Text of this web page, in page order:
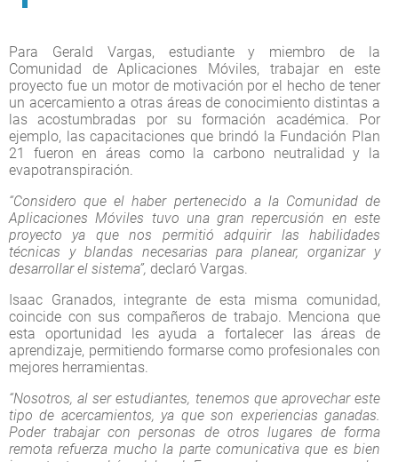
Para Gerald Vargas, estudiante y miembro de la
Comunidad de Aplicaciones Móviles, trabajar en este
proyecto fue un motor de motivación por el hecho de tener
un acercamiento a otras áreas de conocimiento distintas a
las acostumbradas por su formación académica. Por
ejemplo, las capacitaciones que brindó la Fundación Plan
21 fueron en áreas como la carbono neutralidad y la
evapotranspiración.
“Considero que el haber pertenecido a la Comunidad de
Aplicaciones Móviles tuvo una gran repercusión en este
proyecto ya que nos permitió adquirir las habilidades
técnicas y blandas necesarias para planear, organizar y
desarrollar el sistema”, declaró Vargas.
Isaac Granados, integrante de esta misma comunidad,
coincide con sus compañeros de trabajo. Menciona que
esta oportunidad les ayuda a fortalecer las áreas de
aprendizaje, permitiendo formarse como profesionales con
mejores herramientas.
“Nosotros, al ser estudiantes, tenemos que aprovechar este
tipo de acercamientos, ya que son experiencias ganadas.
Poder trabajar con personas de otros lugares de forma
remota refuerza mucho la parte comunicativa que es bien